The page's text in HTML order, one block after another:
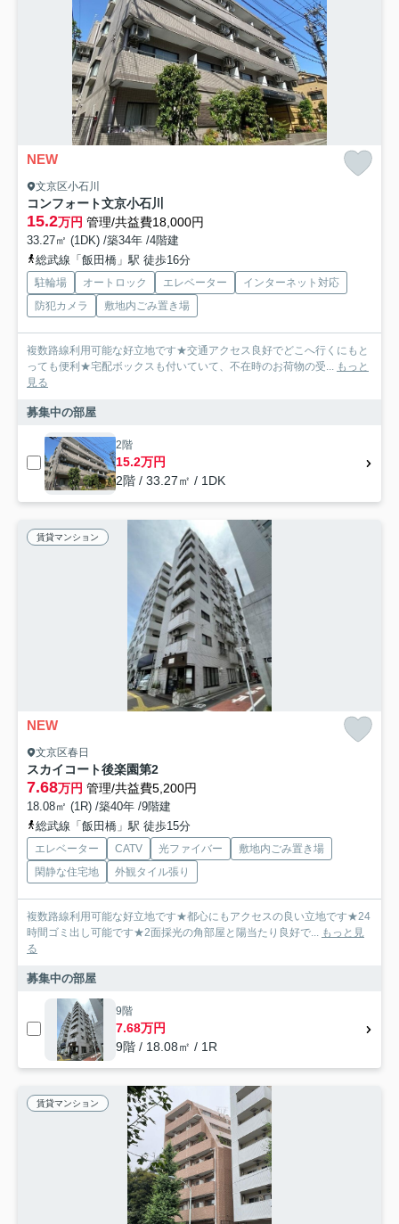
NEW
文京区小石川
コンフォート文京小石川
15.2万円 管理/共益費18,000円
33.27㎡ (1DK) /築34年 /4階建
総武線「飯田橋」駅 徒歩16分
駐輪場 オートロック エレベーター
インターネット対応
防犯カメラ
敷地内ごみ置き場
複数路線利用可能な好立地です★交通アクセス良好でどこへ行くにもと
っても便利★宅配ボックスも付いていて、不在時のお荷物の受... もっと
見る
募集中の部屋
2階
15.2万円
2階 / 33.27㎡ / 1DK
賃貸マンション
NEW
文京区春日
スカイコート後楽園第2
7.68万円 管理/共益費5,200円
18.08㎡ (1R) /築40年 /9階建
総武線「飯田橋」駅 徒歩15分
エレベーター CATV 光ファイバー
敷地内ごみ置き場
閑静な住宅地
外観タイル張り
複数路線利用可能な好立地です★都心にもアクセスの良い立地です★24
時間ゴミ出し可能です★2面採光の角部屋と陽当たり良好で... もっと見
る
募集中の部屋
9階
7.68万円
9階 / 18.08㎡ / 1R
賃貸マンション